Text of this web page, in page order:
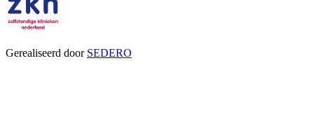
Gerealiseerd door SEDERO